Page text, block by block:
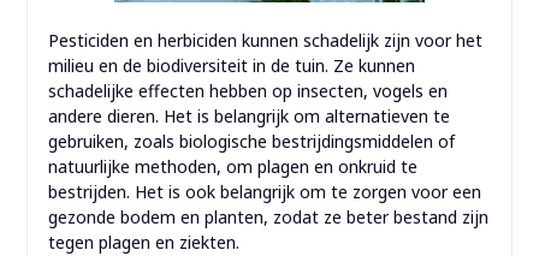
Pesticiden en herbiciden kunnen schadelijk zijn voor het
milieu en de biodiversiteit in de tuin. Ze kunnen
schadelijke effecten hebben op insecten, vogels en
andere dieren. Het is belangrijk om alternatieven te
gebruiken, zoals biologische bestrijdingsmiddelen of
natuurlijke methoden, om plagen en onkruid te
bestrijden. Het is ook belangrijk om te zorgen voor een
gezonde bodem en planten, zodat ze beter bestand zijn
tegen plagen en ziekten.